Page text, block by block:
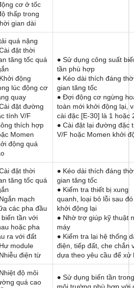
cơ ở tốc
thấp trong
gian dài
quá nặng
đặt thời
tăng tốc quá
động
lúc động cơ
quay
đặt đường
tính V/F
thích hợp
Momen
động quá
● Sử dụng công suất
tần phù hợp
● Kéo dài thích đáng
gian tăng tốc
● Đợi động cơ ngừng
toàn mới khởi động lại,
cài đặc [E-30] là 1 hoặc
● Cài đặt lại đường đặc
V/F hoặc Momen khởi
đặt thời
tăng tốc quá
mạch
các pha đầu
biến tần với
hoặc pha
ra với đất
module
điện từ
● Kéo dài thích đáng
gian tăng tốc
● Kiểm tra thiết bị xung
quanh, loại bỏ lỗi sau đó
khởi động lại
● Nhờ trợ giúp kỹ thuật
máy
● Kiểm tra lại hệ thống
điện, tiếp đất, che chắn
dựa theo yêu cầu để xử
độ môi
quá cao
● Sử dụng biến tần trong